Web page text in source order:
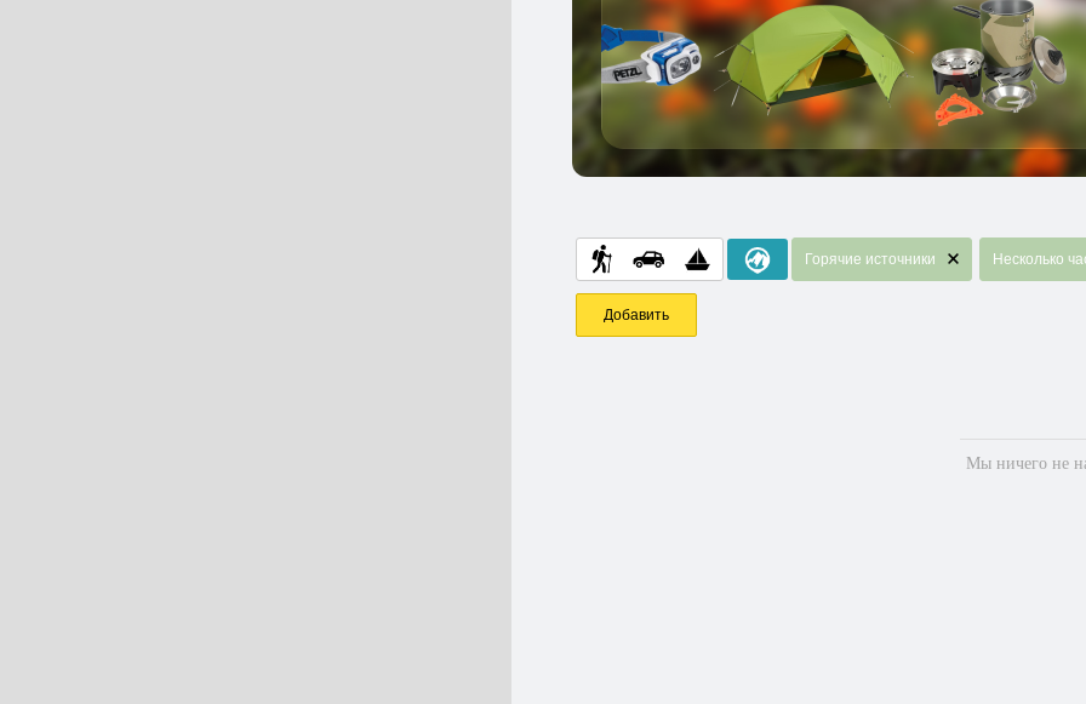
Горячие источники Несколько
Добавить
Мы ничего не